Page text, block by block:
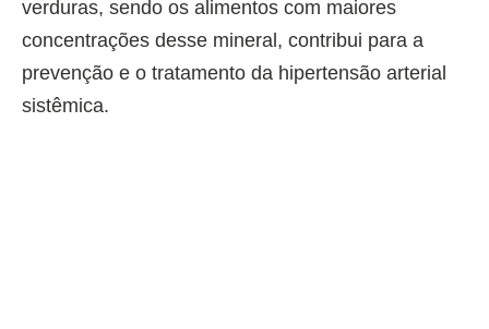
verduras, sendo os alimentos com maiores
concentrações desse mineral, contribui para a
prevenção e o tratamento da hipertensão arterial
sistêmica.